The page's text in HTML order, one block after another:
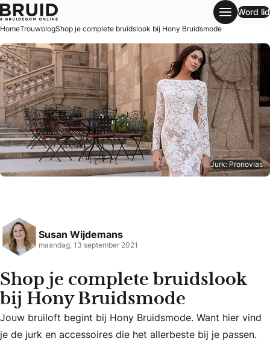
Shop je complete bruidslook bij Hony Bruidsmode
Word lid
HomeTrouwblogShop je complete bruidslook bij Hony Bruidsmode
Jurk: Pronovias
Susan Wijdemans
maandag, 13 september 2021
Shop je complete bruidslook
bij Hony Bruidsmode
Jouw bruiloft begint bij Hony Bruidsmode. Want hier vind
je de jurk en accessoires die het allerbeste bij je passen.